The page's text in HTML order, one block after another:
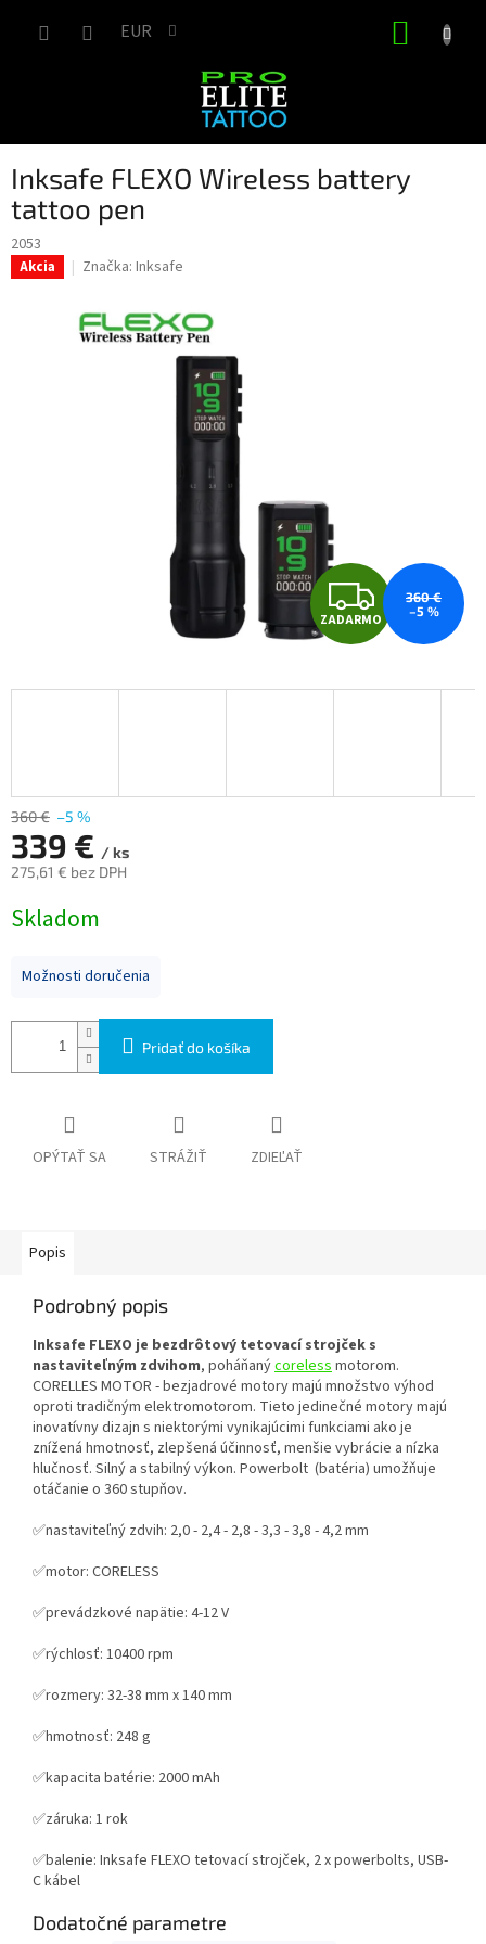
EUR
Inksafe FLEXO Wireless battery
tattoo pen
2053
Akcia Značka: Inksafe
Z
A
D
ZADARMO
360 €
–5 %
360 € –5 %
339 € / ks
275,61 € bez DPH
cena:
Skladom
Možnosti doručenia
Pridať do košíka
OPÝTAŤ SA STRÁŽIŤ ZDIEĽAŤ
Popis
Podrobný popis
Inksafe FLEXO je bezdrôtový tetovací strojček s
nastaviteľným zdvihom, poháňanýcorelessmotorom.
CORELLES MOTOR - bezjadrové motory majú množstvo výhod
oproti tradičným elektromotorom. Tieto jedinečné motory majú
inovatívny dizajn s niektorými vynikajúcimi funkciami ako je
znížená hmotnosť, zlepšená účinnosť, menšie vybrácie a nízka
hlučnosť. Silný a stabilný výkon. Powerbolt (batéria) umožňuje
otáčanie o 360 stupňov.
✅nastaviteľný zdvih: 2,0 - 2,4 - 2,8 - 3,3 - 3,8 - 4,2 mm
✅motor: CORELESS
✅prevádzkové napätie: 4-12 V
✅rýchlosť: 10400 rpm
✅rozmery: 32-38 mm x 140 mm
✅hmotnosť: 248 g
✅kapacita batérie: 2000 mAh
✅záruka: 1 rok
✅balenie: Inksafe FLEXO tetovací strojček, 2 x powerbolts, USB-
C kábel
Dodatočné parametre